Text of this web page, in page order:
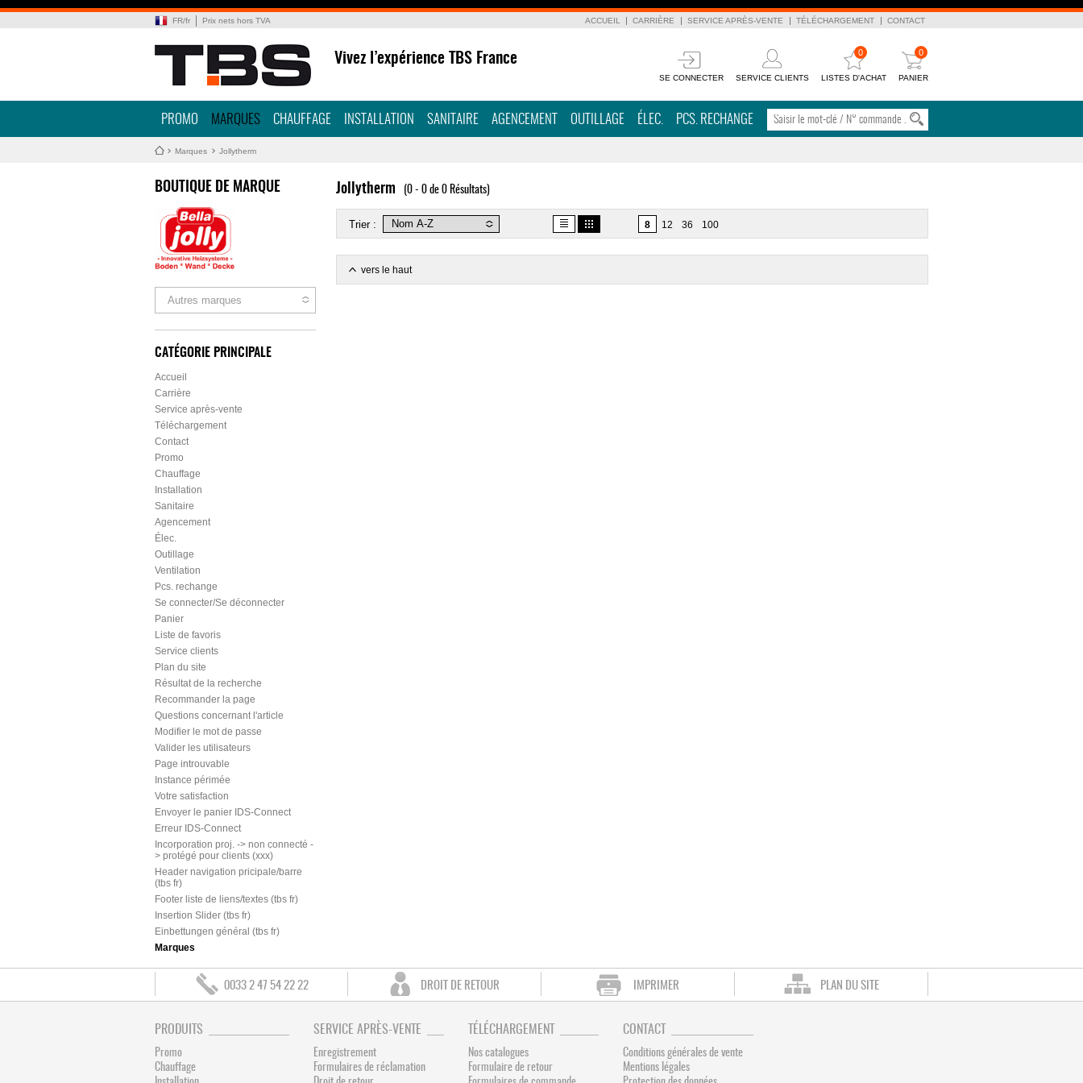
FR/fr Prix nets hors TVA ACCUEIL CARRIÈRE SERVICE APRÈS-VENTE TÉLÉCHARGEMENT CONTACT
Vivez l’expérience TBS France
SE CONNECTER SERVICE CLIENTS
0
LISTES D'ACHAT
0
PANIER
PROMO MARQUES CHAUFFAGE INSTALLATION SANITAIRE AGENCEMENT OUTILLAGE ÉLEC. PCS. RECHANGE
Marques Jollytherm
BOUTIQUE DE MARQUE
Autres marques
CATÉGORIE PRINCIPALE
Accueil
Carrière
Service après-vente
Téléchargement
Contact
Promo
Chauffage
Installation
Sanitaire
Agencement
Élec.
Outillage
Ventilation
Pcs. rechange
Se connecter/Se déconnecter
Panier
Liste de favoris
Service clients
Plan du site
Résultat de la recherche
Recommander la page
Questions concernant l'article
Modifier le mot de passe
Valider les utilisateurs
Page introuvable
Instance périmée
Votre satisfaction
Envoyer le panier IDS-Connect
Erreur IDS-Connect
Incorporation proj. -> non connecté -
> protégé pour clients (xxx)
Header navigation pricipale/barre
(tbs fr)
Footer liste de liens/textes (tbs fr)
Insertion Slider (tbs fr)
Einbettungen général (tbs fr)
Marques
Jollytherm (0 - 0 de 0 Résultats)
Trier : 8 12 36 100
vers le haut
0033 2 47 54 22 22 DROIT DE RETOUR IMPRIMER PLAN DU SITE
PRODUITS
Promo
Chauffage
SERVICE APRÈS-VENTE
Enregistrement
Formulaires de réclamation
TÉLÉCHARGEMENT
Nos catalogues
Formulaire de retour
CONTACT
Conditions générales de vente
Mentions légales